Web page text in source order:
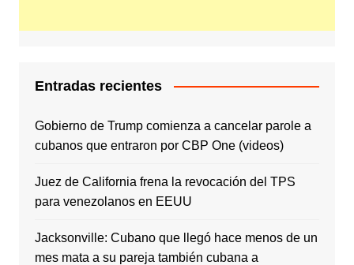
Entradas recientes
Gobierno de Trump comienza a cancelar parole a
cubanos que entraron por CBP One (videos)
Juez de California frena la revocación del TPS
para venezolanos en EEUU
Jacksonville: Cubano que llegó hace menos de un
mes mata a su pareja también cubana a